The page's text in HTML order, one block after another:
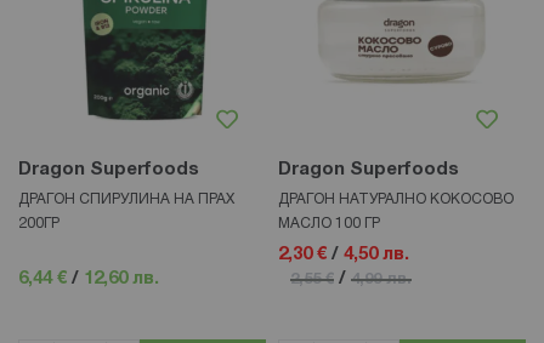
Dragon Superfoods
ДРАГОН СПИРУЛИНА НА ПРАХ
200ГР
6,44 € / 12,60 лв.
Dragon Superfoods
ДРАГОН НАТУРАЛНО КОКОСОВО
МАСЛО 100 ГР
2,30 € / 4,50 лв.
2,55 € / 4,99 лв.